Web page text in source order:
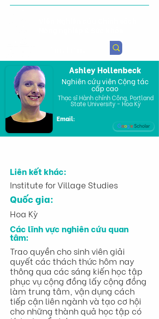
Ashley Hollenbeck
Nghiên cứu viên Cộng tác
cấp cao
Thạc sĩ Hành chính Công, Portland
State University - Hoa Kỳ
Email:
Liên kết khác:
Institute for Village Studies
Quốc gia:
Hoa Kỳ
Các lĩnh vực nghiên cứu quan
tâm:
Trao quyền cho sinh viên giải
quyết các thách thức hôm nay
thông qua các sáng kiến học tập
phục vụ cộng đồng lấy cộng đồng
làm trung tâm, vận dụng cách
tiếp cận liên ngành và tạo cơ hội
cho những thành quả học tập có